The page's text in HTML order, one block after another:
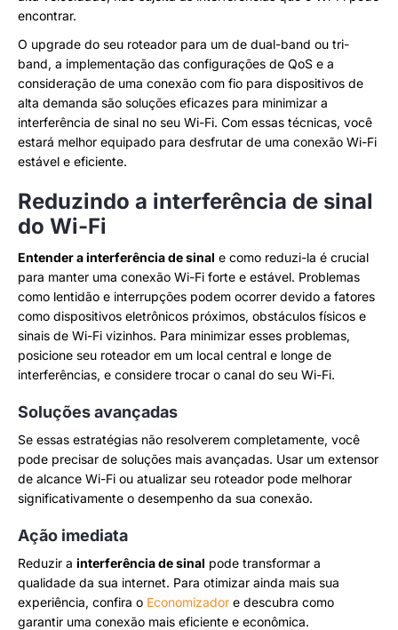
encontrar.
O upgrade do seu roteador para um de dual-band ou tri-
band, a implementação das configurações de QoS e a
consideração de uma conexão com fio para dispositivos de
alta demanda são soluções eficazes para minimizar a
interferência de sinal no seu Wi-Fi. Com essas técnicas, você
estará melhor equipado para desfrutar de uma conexão Wi-Fi
estável e eficiente.
Reduzindo a interferência de sinal
do Wi-Fi
Entender a interferência de sinal e como reduzi-la é crucial
para manter uma conexão Wi-Fi forte e estável. Problemas
como lentidão e interrupções podem ocorrer devido a fatores
como dispositivos eletrônicos próximos, obstáculos físicos e
sinais de Wi-Fi vizinhos. Para minimizar esses problemas,
posicione seu roteador em um local central e longe de
interferências, e considere trocar o canal do seu Wi-Fi.
Soluções avançadas
Se essas estratégias não resolverem completamente, você
pode precisar de soluções mais avançadas. Usar um extensor
de alcance Wi-Fi ou atualizar seu roteador pode melhorar
significativamente o desempenho da sua conexão.
Ação imediata
Reduzir a interferência de sinal pode transformar a
qualidade da sua internet. Para otimizar ainda mais sua
experiência, confira o Economizador e descubra como
garantir uma conexão mais eficiente e econômica.